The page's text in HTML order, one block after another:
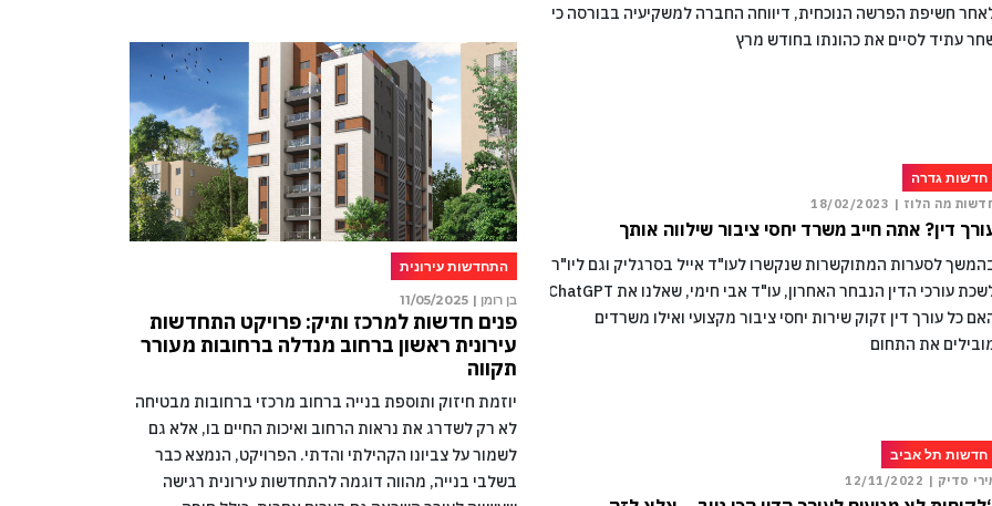
חשיפת הפרשה הנוכחית, דיווחה החברה למשקיעיה בבורסה כי
עתיד לסיים את כהונתו בחודש מרץ
חדשות גדרה
מה הלוז | 18/02/2023
דין? אתה חייב משרד יחסי ציבור שילווה אותך
לסערות המתוקשרות שנקשרו לעו"ד אייל בסרגליק וגם ליו"ר
לשכת עורכי הדין הנבחר האחרון, עו"ד אבי חימי, שאלנו את ChatGPT
כל עורך דין זקוק שירות יחסי ציבור מקצועי ואילו משרדים
את התחום
חדשות תל אביב
סדיק | 12/11/2022
התחדשות עירונית
בן רומן | 11/05/2025
פנים חדשות למרכז ותיק: פרויקט התחדשות
עירונית ראשון ברחוב מנדלה ברחובות מעורר
תקווה
יוזמת חיזוק ותוספת בנייה ברחוב מרכזי ברחובות מבטיחה
לא רק לשדרג את נראות הרחוב ואיכות החיים בו, אלא גם
לשמור על צביונו הקהילתי והדתי. הפרויקט, הנמצא כבר
בשלבי בנייה, מהווה דוגמה להתחדשות עירונית רגישה